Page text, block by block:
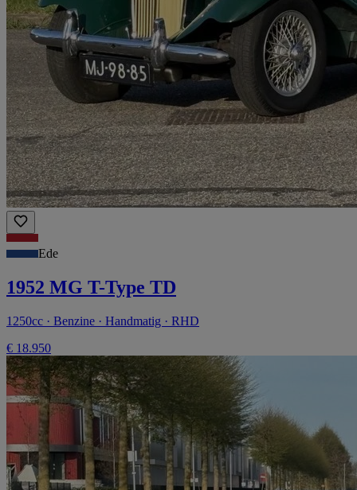
Ede
1952 MG T-Type TD
1250cc · Benzine · Handmatig · RHD
€ 18.950